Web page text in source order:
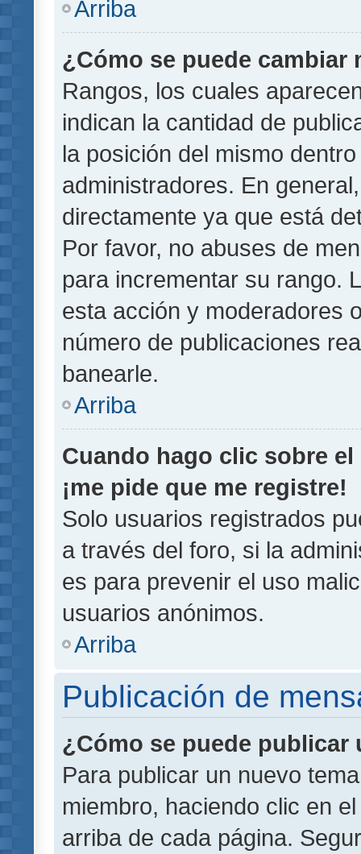
Arriba
¿Cómo se puede cambiar
Rangos, los cuales
indican la cantidad de
la posición del mismo
administradores. En
directamente ya que está
Por favor, no abuses de
para incrementar su rango.
esta acción y moderadores
número de publicaciones
banearle.
Arriba
Cuando hago clic sobre
¡me pide que me registre!
Solo usuarios registrados
a través del foro, si la
es para prevenir el uso
usuarios anónimos.
Arriba
Publicación de
¿Cómo se puede publicar
Para publicar un nuevo
miembro, haciendo clic en
arriba de cada página.